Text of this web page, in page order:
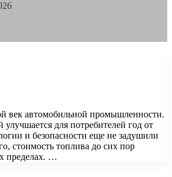
век автомобильной промышленности.
улучшается для потребителей год от
и безопасности еще не задушили
стоимость топлива до сих пор
пределах. …